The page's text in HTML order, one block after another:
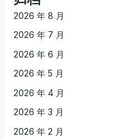
2026 年 8 月
2026 年 7 月
2026 年 6 月
2026 年 5 月
2026 年 4 月
2026 年 3 月
2026 年 2 月